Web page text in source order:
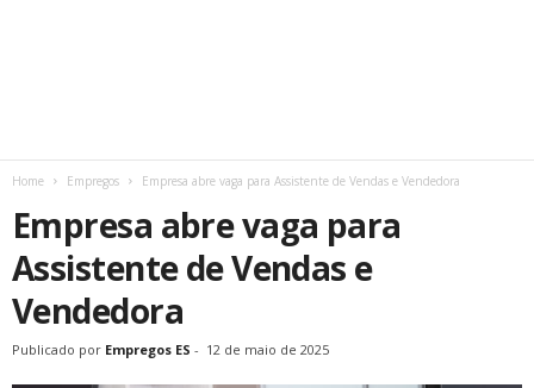
Home Empregos Empresa abre vaga para Assistente de Vendas e Vendedora
Empresa abre vaga para
Assistente de Vendas e
Vendedora
Publicado por Empregos ES - 12 de maio de 2025